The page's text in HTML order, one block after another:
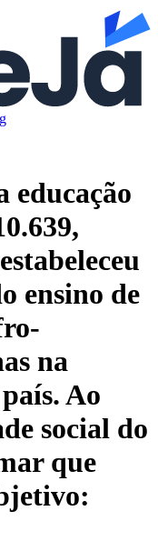
educação
ensino de
na
Ao
social do
que